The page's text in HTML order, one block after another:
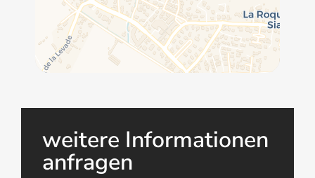
weitere Informationen
anfragen